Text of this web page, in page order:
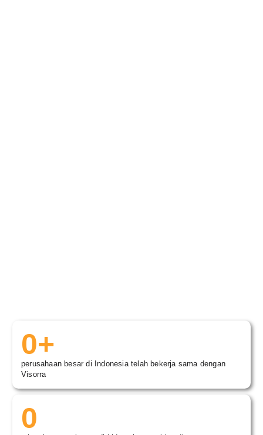
perusahaan besar di Indonesia telah bekerja sama dengan
Visorra
0+
0